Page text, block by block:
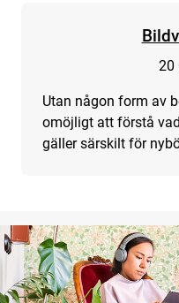
20
Utan någon form av
omöjligt att förstå
gäller särskilt för